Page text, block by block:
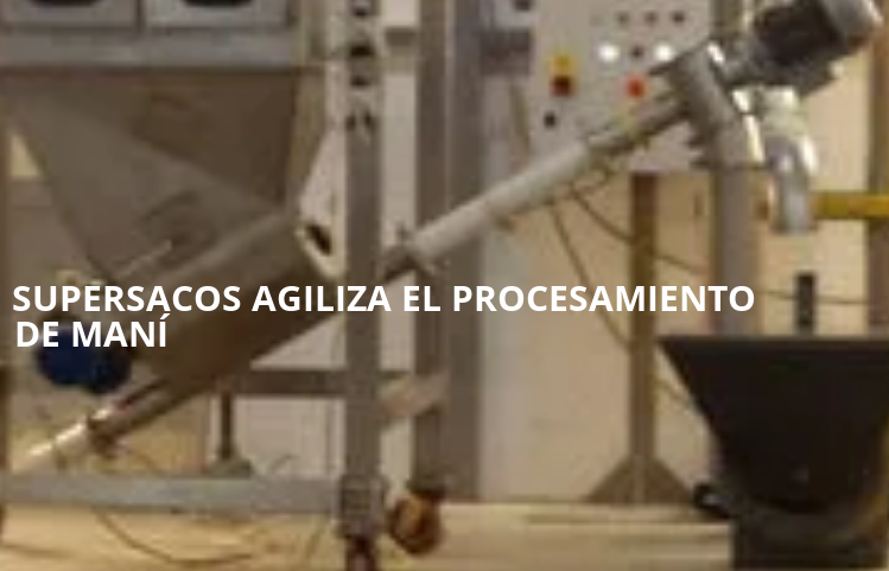
AGILIZA EL PROCESAMIENTO
DE MANÍ